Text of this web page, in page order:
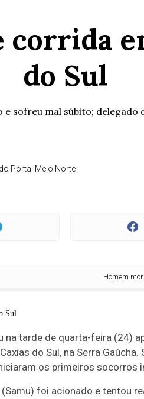
do Sul
e sofreu mal súbito;
Portal Meio Norte
Homem morre
na tarde de quarta-feira (24)
do Sul, na Serra
os primeiros socorros
foi acionado e tentou